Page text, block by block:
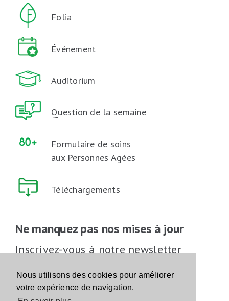
Nous utilisons des cookies pour améliorer
votre expérience de navigation.
Folia
Événement
Auditorium
Question de la semaine
Formulaire de soins
aux Personnes Agées
Téléchargements
Ne manquez pas nos mises à jour
Inscrivez-vous à notre newsletter
Inscrivez-vous